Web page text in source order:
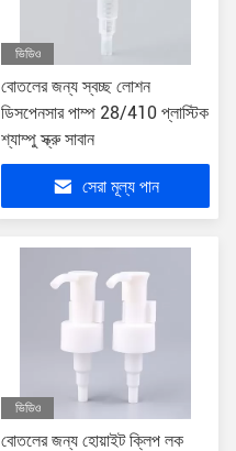
ভিডিও
বোতলের জন্য স্বচ্ছ লোশন
ডিসপেনসার পাম্প 28/410 প্লাস্টিক
শ্যাম্পু স্ক্রু সাবান
সেরা মূল্য পান
ভিডিও
বোতলের জন্য হোয়াইট ক্লিপ লক